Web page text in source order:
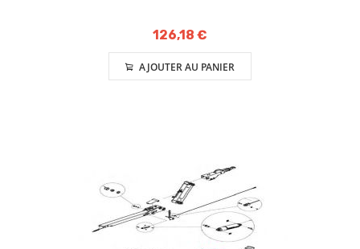
126,18 €
AJOUTER AU PANIER